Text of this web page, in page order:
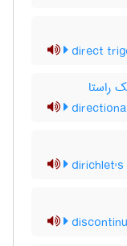
direct
راستا